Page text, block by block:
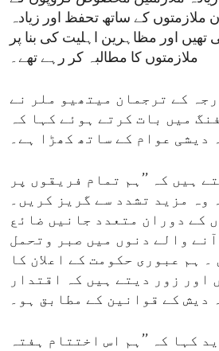
ملازمتوں کے ساتھ تحفظ اور زیادہ
تھیں اور مظاہرین اہلیت کی بنا پر
ملازمتوں کا مطالبہ کر رہے تھے۔
کے ترجمان میتھیو ملر نے
میں بات کرتے ہوئے کہا کہ
دیشی عوام کے ساتھ کھڑا ہے۔
ہیں کہ ’’ہم تمام فریقوں پر
وہ مزید تشدد سے گریز کریں۔
کے دوران متعدد جانیں ضائع
والے دنوں میں صبر وتحمل
ہم عبوری حکومت کے اعلان کا
اور زور دیتے ہیں کہ اقتدار
کہا کہ ’’ہم اس اختتام ہفتہ